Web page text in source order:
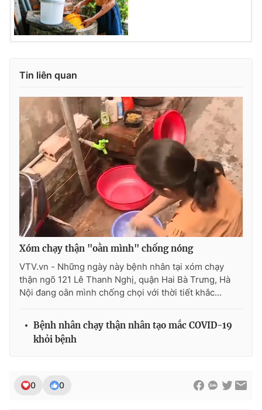
Tin liên quan
Xóm chạy thận "oằn mình" chống nóng
VTV.vn - Những ngày này bệnh nhân tại xóm chạy
thận ngõ 121 Lê Thanh Nghị, quận Hai Bà Trưng, Hà
Nội đang oằn mình chống chọi với thời tiết khắc...
Bệnh nhân chạy thận nhân tạo mắc COVID-19
khỏi bệnh
0 0